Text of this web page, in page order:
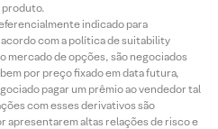
produto.
indicado para
com a política de suitability
mercado de opções, são negociados
por preço fixado em data futura,
pagar um prêmio ao vendedor tal
com esses derivativos são
apresentarem altas relações de risco e